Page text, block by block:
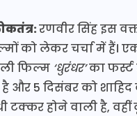
रणवीर सिंह इस
को लेकर चर्चा में हैं।
फिल्म ‘धुरंधर’का
है और 5 दिसंबर को
टक्कर होने वाली है, वहीं